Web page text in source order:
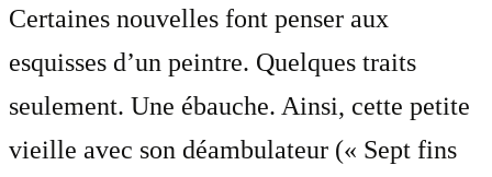
Certaines nouvelles font penser aux
esquisses d’un peintre. Quelques traits
seulement. Une ébauche. Ainsi, cette petite
vieille avec son déambulateur (« Sept fins